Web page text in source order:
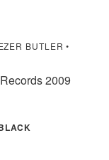
BUTLER •
2009